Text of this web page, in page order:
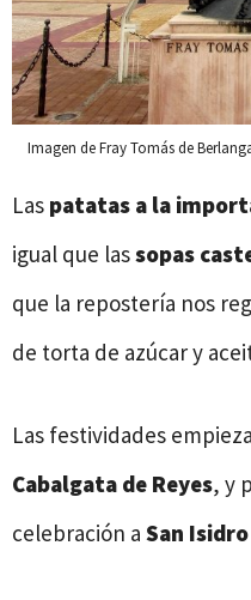
Imagen de Fray Tomás de
Las patatas a la
igual que lassopas
que la repostería nos
de torta de azúcar y
Las festividades
Cabalgata de Reyes, y
celebración a San Isidro